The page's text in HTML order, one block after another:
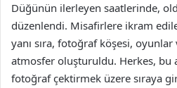
Düğünün ilerleyen saatlerinde,
düzenlendi. Misafirlere ikram
yanı sıra, fotoğraf köşesi,
atmosfer oluşturuldu. Herkes, bu
fotoğraf çektirmek üzere sıraya